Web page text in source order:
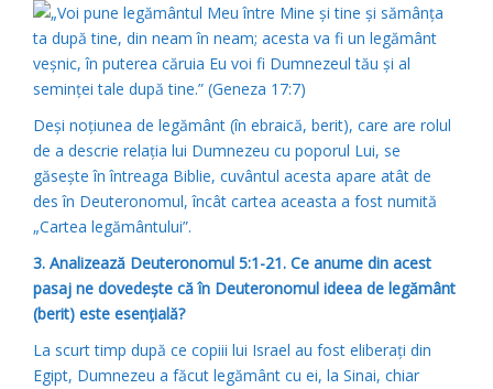
Deşi noţiunea de legământ (în ebraică, berit), care are rolul
de a descrie relaţia lui Dumnezeu cu poporul Lui, se
găseşte în întreaga Biblie, cuvântul acesta apare atât de
des în Deuteronomul, încât cartea aceasta a fost numită
„Cartea legământului”.
3. Analizează Deuteronomul 5:1-21. Ce anume din acest
pasaj ne dovedeşte că în Deuteronomul ideea de legământ
(berit) este esenţială?
La scurt timp după ce copiii lui Israel au fost eliberaţi din
Egipt, Dumnezeu a făcut legământ cu ei, la Sinai, chiar